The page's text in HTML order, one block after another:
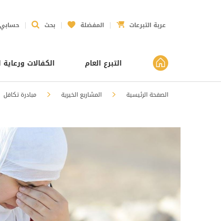
حسابي بحث المفضلة عربة التبرعات
التبرع العام الكفالات ورعاية
الصفحة الرئيسية المشاريع الخيرية مبادرة تكافل